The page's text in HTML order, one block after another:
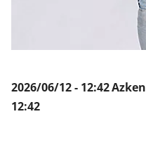
2026/06/12 - 12:42
12:42